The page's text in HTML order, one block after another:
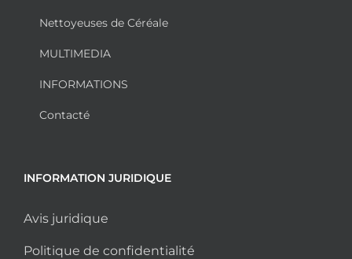
Nettoyeuses de Céréale
MULTIMEDIA
INFORMATIONS
Contacté
INFORMATION JURIDIQUE
Avis juridique
Politique de confidentialité